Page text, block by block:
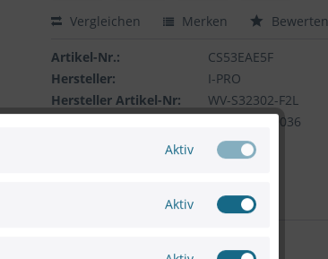
Vergleichen Merken Bewerten
Artikel-Nr.:
CS53EAE5F
Hersteller:
I-PRO
Hersteller Artikel-Nr:
WV-S32302-F2L
4582619079036
Aktiv
Aktiv